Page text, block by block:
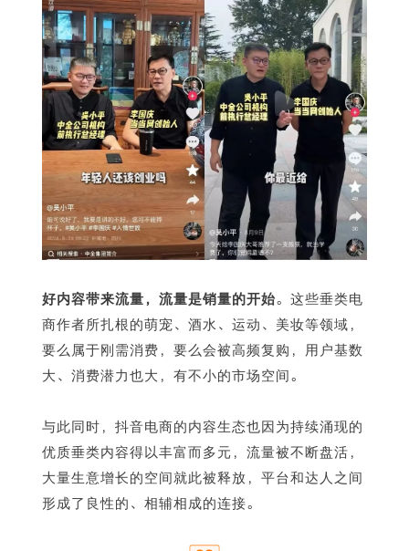
好内容带来流量，流量是销量的开始。这些垂类电
商作者所扎根的萌宠、酒水、运动、美妆等领域，
要么属于刚需消费，要么会被高频复购，用户基数
大、消费潜力也大，有不小的市场空间。
与此同时，抖音电商的内容生态也因为持续涌现的
优质垂类内容得以丰富而多元，流量被不断盘活，
大量生意增长的空间就此被释放，平台和达人之间
形成了良性的、相辅相成的连接。